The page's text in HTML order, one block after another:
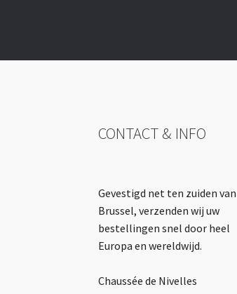
CONTACT & INFO
Gevestigd net ten zuiden van
Brussel, verzenden wij uw
bestellingen snel door heel
Europa en wereldwijd.
Chaussée de Nivelles